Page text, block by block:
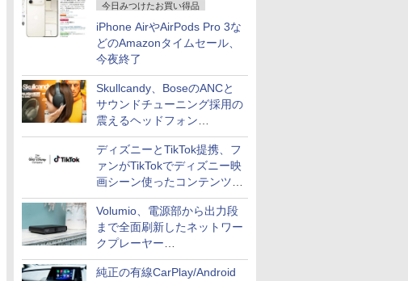
今日みつけたお買い得品
iPhone AirやAirPods Pro 3な
どのAmazonタイムセール、
今夜終了
Skullcandy、BoseのANCと
サウンドチューニング採用の
震えるヘッドフォン
「Crusher 1080 ANC」
ディズニーとTikTok提携、フ
ァンがTikTokでディズニー映
画シーン使ったコンテンツ制
作、Disney+にも配信
Volumio、電源部から出力段
まで全面刷新したネットワー
クプレーヤー
「Primo（2026）」
純正の有線CarPlay/Android